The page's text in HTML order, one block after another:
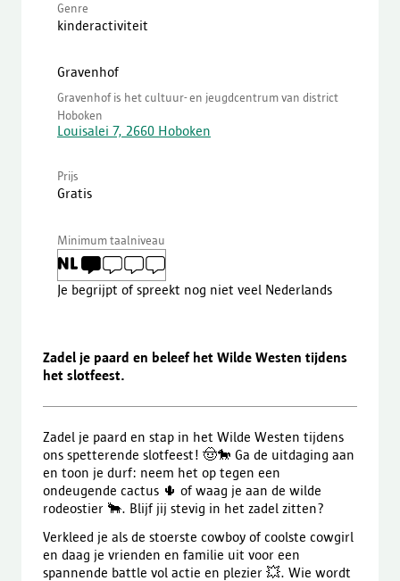
Genre
kinderactiviteit
Gravenhof
Gravenhof is het cultuur- en jeugdcentrum van district
Hoboken
Louisalei 7, 2660 Hoboken
Prijs
Gratis
Minimum taalniveau
Je begrijpt of spreekt nog niet veel Nederlands
Zadel je paard en beleef het Wilde Westen tijdens
het slotfeest.
Zadel je paard en stap in het Wilde Westen tijdens
ons spetterende slotfeest! 🤠🐎 Ga de uitdaging aan
en toon je durf: neem het op tegen een
ondeugende cactus 🌵 of waag je aan de wilde
rodeostier 🐂. Blijf jij stevig in het zadel zitten?
Verkleed je als de stoerste cowboy of coolste cowgirl
en daag je vrienden en familie uit voor een
spannende battle vol actie en plezier 💥. Wie wordt